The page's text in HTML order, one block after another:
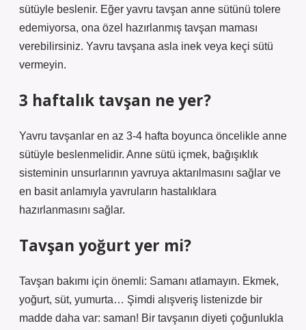
sütüyle beslenir. Eğer yavru tavşan anne sütünü tolere
edemiyorsa, ona özel hazırlanmış tavşan maması
verebilirsiniz. Yavru tavşana asla inek veya keçi sütü
vermeyin.
3 haftalık tavşan ne yer?
Yavru tavşanlar en az 3-4 hafta boyunca öncelikle anne
sütüyle beslenmelidir. Anne sütü içmek, bağışıklık
sisteminin unsurlarının yavruya aktarılmasını sağlar ve
en basit anlamıyla yavruların hastalıklara
hazırlanmasını sağlar.
Tavşan yoğurt yer mi?
Tavşan bakımı için önemli: Samanı atlamayın. Ekmek,
yoğurt, süt, yumurta… Şimdi alışveriş listenizde bir
madde daha var: saman! Bir tavşanın diyeti çoğunlukla